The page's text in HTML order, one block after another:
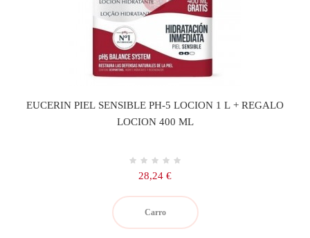
EUCERIN PIEL SENSIBLE PH-5 LOCION 1 L + REGALO
LOCION 400 ML
Precio
28,24 €
Carro